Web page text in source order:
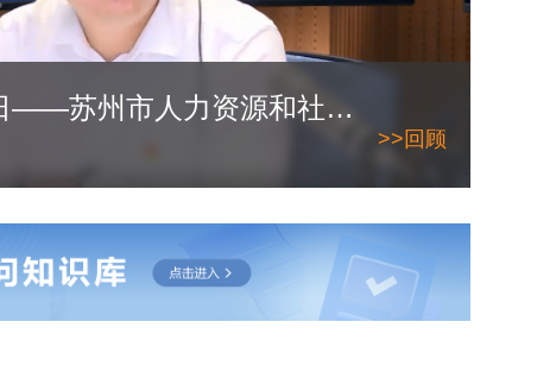
2026年6月10日——苏州市人力资源和社会保障局
>>回顾